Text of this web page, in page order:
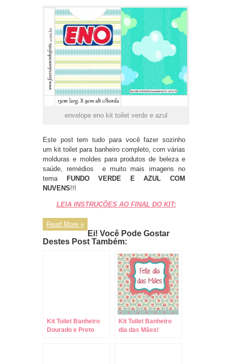
envelope eno kit toilet verde e azul
Este post tem tudo para você fazer sozinho
um kit toilet para banheiro completo, com várias
molduras e moldes para produtos de beleza e
saúde, remédios e muito mais imagens no
tema
FUNDO VERDE E AZUL COM
NUVENS!!!
LEIA INSTRUÇÕES AO FINAL DO KIT:
Read More »
Ei! Você Pode Gostar
Destes Post Também:
Kit Toilet Banheiro
Dourado e Preto
Kit Toilet Banheiro
dia das Mães!